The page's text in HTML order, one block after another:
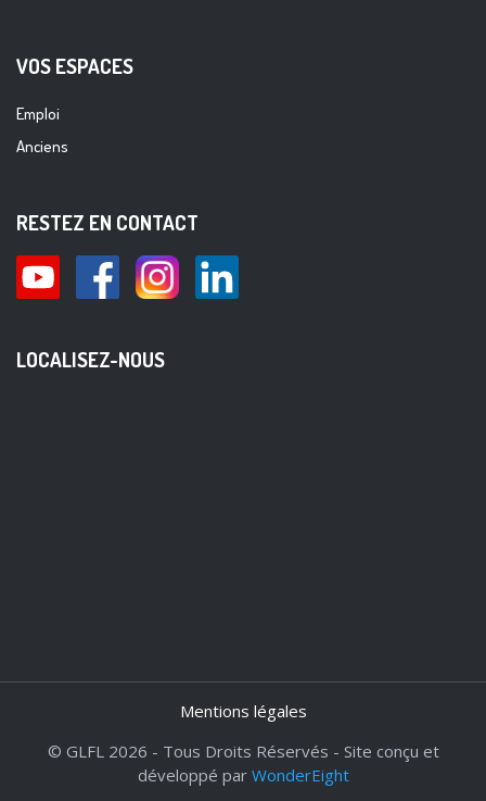
VOS ESPACES
Emploi
Anciens
RESTEZ EN CONTACT
LOCALISEZ-NOUS
Mentions légales
© GLFL 2026 - Tous Droits Réservés - Site conçu et
développé par WonderEight